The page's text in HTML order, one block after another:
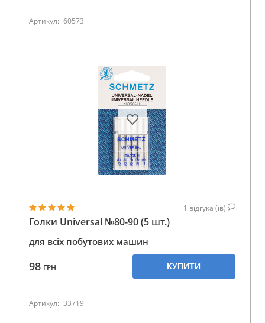
Артикул: 60573
1 відгука (ів)
Голки Universal №80-90 (5 шт.)
для всіх побутових машин
98 ГРН КУПИТИ
Артикул: 33719